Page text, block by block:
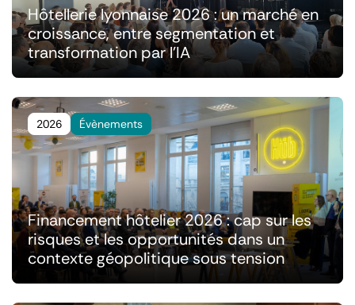
Hôtellerie lyonnaise 2026 : un marché en
croissance, entre segmentation et
transformation par l'IA
2026 Évènements
Financement hôtelier 2026 : cap sur les
risques et les opportunités dans un
contexte géopolitique sous tension